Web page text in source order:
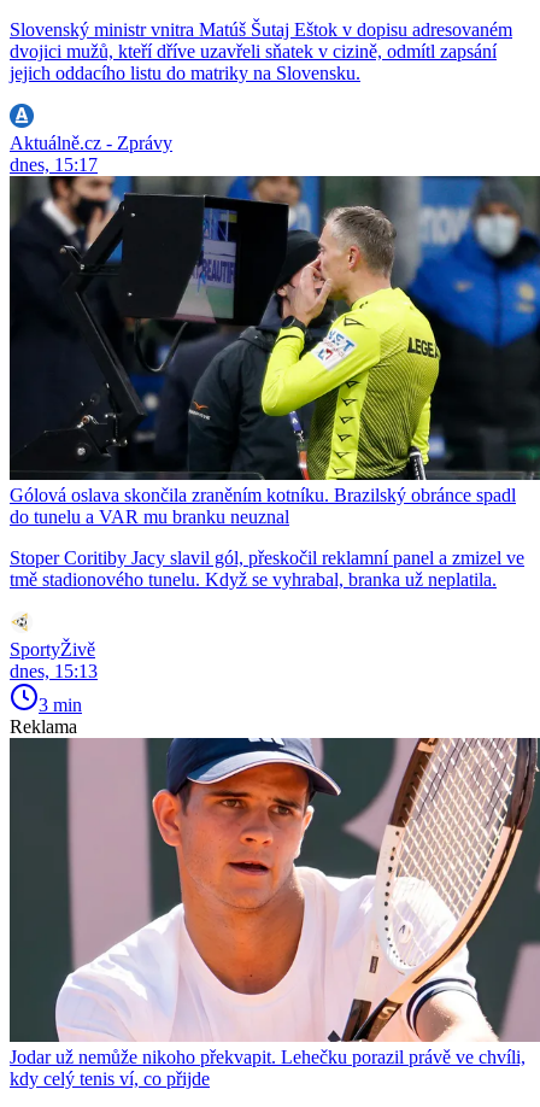
Slovenský ministr vnitra Matúš Šutaj Eštok v dopisu adresovaném
dvojici mužů, kteří dříve uzavřeli sňatek v cizině, odmítl zapsání
jejich oddacího listu do matriky na Slovensku.
Aktuálně.cz - Zprávy
dnes, 15:17
Gólová oslava skončila zraněním kotníku. Brazilský obránce spadl
do tunelu a VAR mu branku neuznal
Stoper Coritiby Jacy slavil gól, přeskočil reklamní panel a zmizel ve
tmě stadionového tunelu. Když se vyhrabal, branka už neplatila.
SportyŽivě
dnes, 15:13
3 min
Reklama
Jodar už nemůže nikoho překvapit. Lehečku porazil právě ve chvíli,
kdy celý tenis ví, co přijde